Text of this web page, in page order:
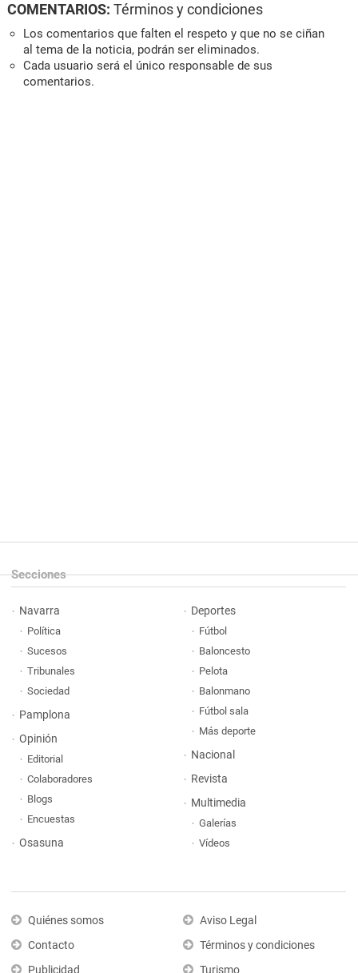
COMENTARIOS: Términos y condiciones
Los comentarios que falten el respeto y que no se ciñan
al tema de la noticia, podrán ser eliminados.
Cada usuario será el único responsable de sus
comentarios.
Secciones
Navarra
Política
Sucesos
Tribunales
Sociedad
Pamplona
Opinión
Editorial
Colaboradores
Blogs
Encuestas
Osasuna
Deportes
Fútbol
Baloncesto
Pelota
Balonmano
Fútbol sala
Más deporte
Nacional
Revista
Multimedia
Galerías
Vídeos
Quiénes somos
Contacto
Aviso Legal
Términos y condiciones